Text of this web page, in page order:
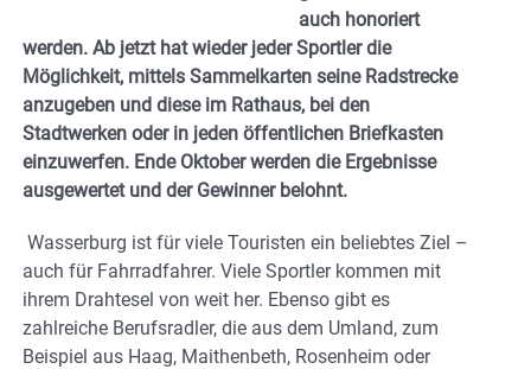
auch honoriert
werden. Ab jetzt hat wieder jeder Sportler die
Möglichkeit, mittels Sammelkarten seine Radstrecke
anzugeben und diese im Rathaus, bei den
Stadtwerken oder in jeden öffentlichen Briefkasten
einzuwerfen. Ende Oktober werden die Ergebnisse
ausgewertet und der Gewinner belohnt.
Wasserburg ist für viele Touristen ein beliebtes Ziel –
auch für Fahrradfahrer. Viele Sportler kommen mit
ihrem Drahtesel von weit her. Ebenso gibt es
zahlreiche Berufsradler, die aus dem Umland, zum
Beispiel aus Haag, Maithenbeth, Rosenheim oder